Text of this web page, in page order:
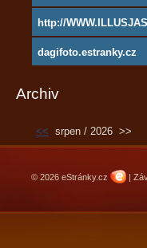
http://
dagifoto.estranky.cz
Archiv
<< srpen / 2026 >>
© 2026 eStránky.cz |